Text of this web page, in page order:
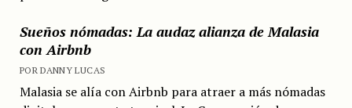
Sueños nómadas: La audaz alianza de Malasia
con Airbnb
POR DANNY LUCAS
Malasia se alía con Airbnb para atraer a más nómadas